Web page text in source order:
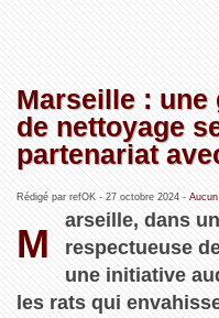
Marseille : une
de nettoyage
partenariat
Rédigé par refOK - 27 octobre 2024-
M
arseille, dans
respectueuse
une initiative
les rats qui